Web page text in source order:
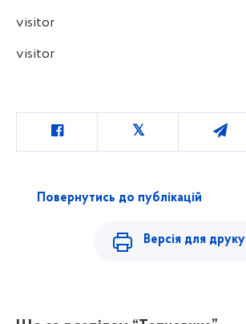
visitor
visitor
Повернутись до публікацій
Версія для друку